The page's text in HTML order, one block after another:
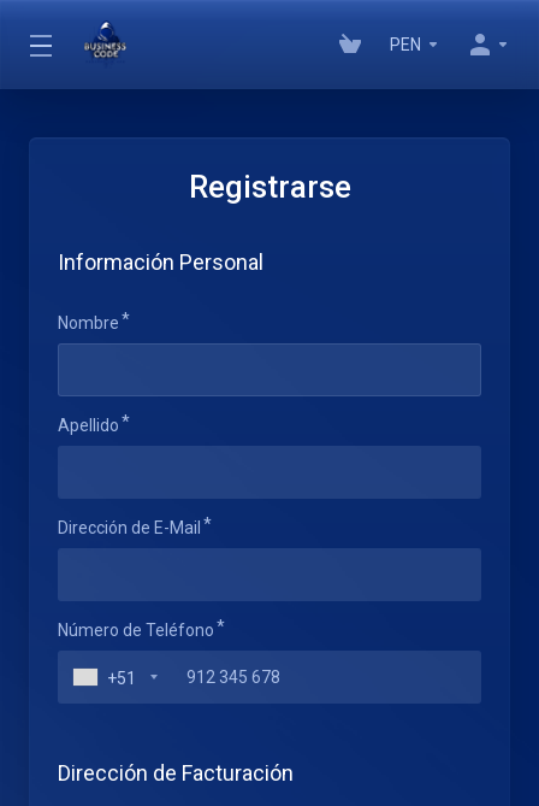
PEN
Registrarse
Información Personal
Nombre
Apellido
Dirección de E-Mail
Número de Teléfono
+51
Dirección de Facturación